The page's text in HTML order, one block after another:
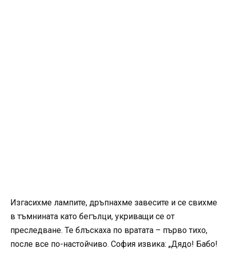
Изгасихме лампите, дръпнахме завесите и се свихме
в тъмнината като бегълци, укриващи се от
преследване. Те блъскаха по вратата – първо тихо,
после все по-настойчиво. София извика: „Дядо! Бабо!